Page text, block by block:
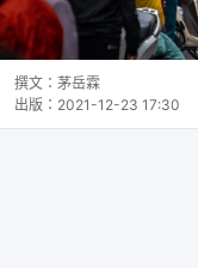
撰文： 茅岳霖
出版： 2021-12-23 17:30